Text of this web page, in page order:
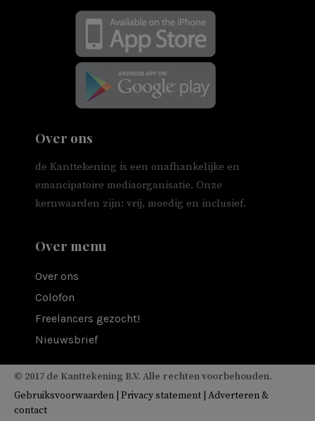
Over ons
de Kanttekening is een onafhankelijke en
emancipatoire mediaorganisatie. Onze
kernwaarden zijn: vrij, moedig en inclusief.
Over menu
Over ons
Colofon
Freelancers gezocht!
Nieuwsbrief
© 2017 de Kanttekening B.V. Alle rechten voorbehouden.
Gebruiksvoorwaarden Privacy statement Adverteren &
contact